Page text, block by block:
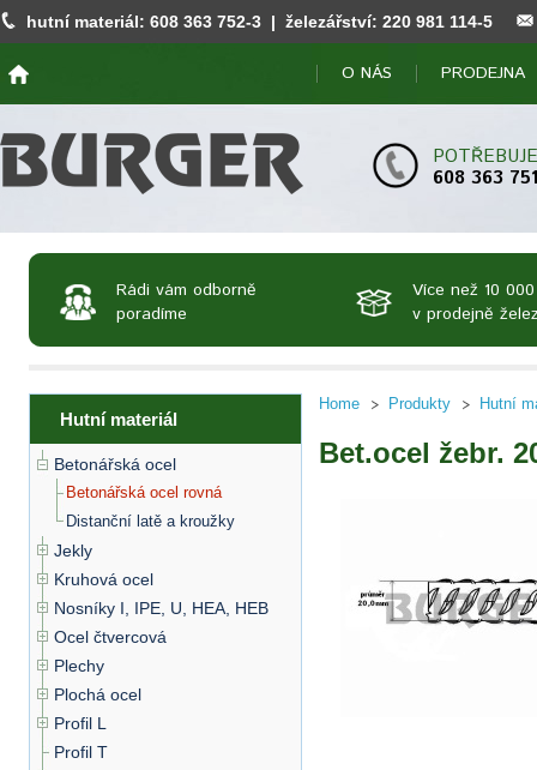
hutní materiál: 608 363 752-3 | železářství: 220 981 114-5
O NÁS PRODEJNA
608 363 751
Rádi vám odborně
poradíme
Více než 10
v prodejně
Hutní materiál
Betonářská ocel
Betonářská ocel rovná
Distanční latě a kroužky
Jekly
Kruhová ocel
Nosníky I, IPE, U, HEA, HEB
Ocel čtvercová
Plechy
Plochá ocel
Profil L
Profil T
Home Produkty Hutní
Bet.ocel žebr.